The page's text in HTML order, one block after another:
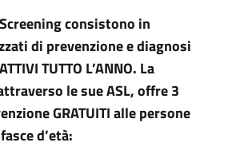
consistono in
di prevenzione e diagnosi
TUTTO L’ANNO. La
le sue ASL, offre 3
GRATUITI alle persone
d’età: